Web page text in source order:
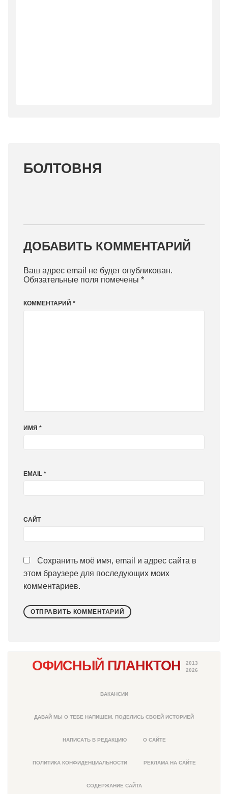
БОЛТОВНЯ
ДОБАВИТЬ КОММЕНТАРИЙ
Ваш адрес email не будет опубликован.
Обязательные поля помечены *
КОММЕНТАРИЙ *
ИМЯ *
EMAIL *
САЙТ
Сохранить моё имя, email и адрес сайта в
этом браузере для последующих моих
комментариев.
ОФИСНЫЙ ПЛАНКТОН
2013
2026
ВАКАНСИИ
ДАВАЙ МЫ О ТЕБЕ НАПИШЕМ. ПОДЕЛИСЬ СВОЕЙ ИСТОРИЕЙ
НАПИСАТЬ В РЕДАКЦИЮ О САЙТЕ
ПОЛИТИКА КОНФИДЕНЦИАЛЬНОСТИ РЕКЛАМА НА САЙТЕ
СОДЕРЖАНИЕ САЙТА